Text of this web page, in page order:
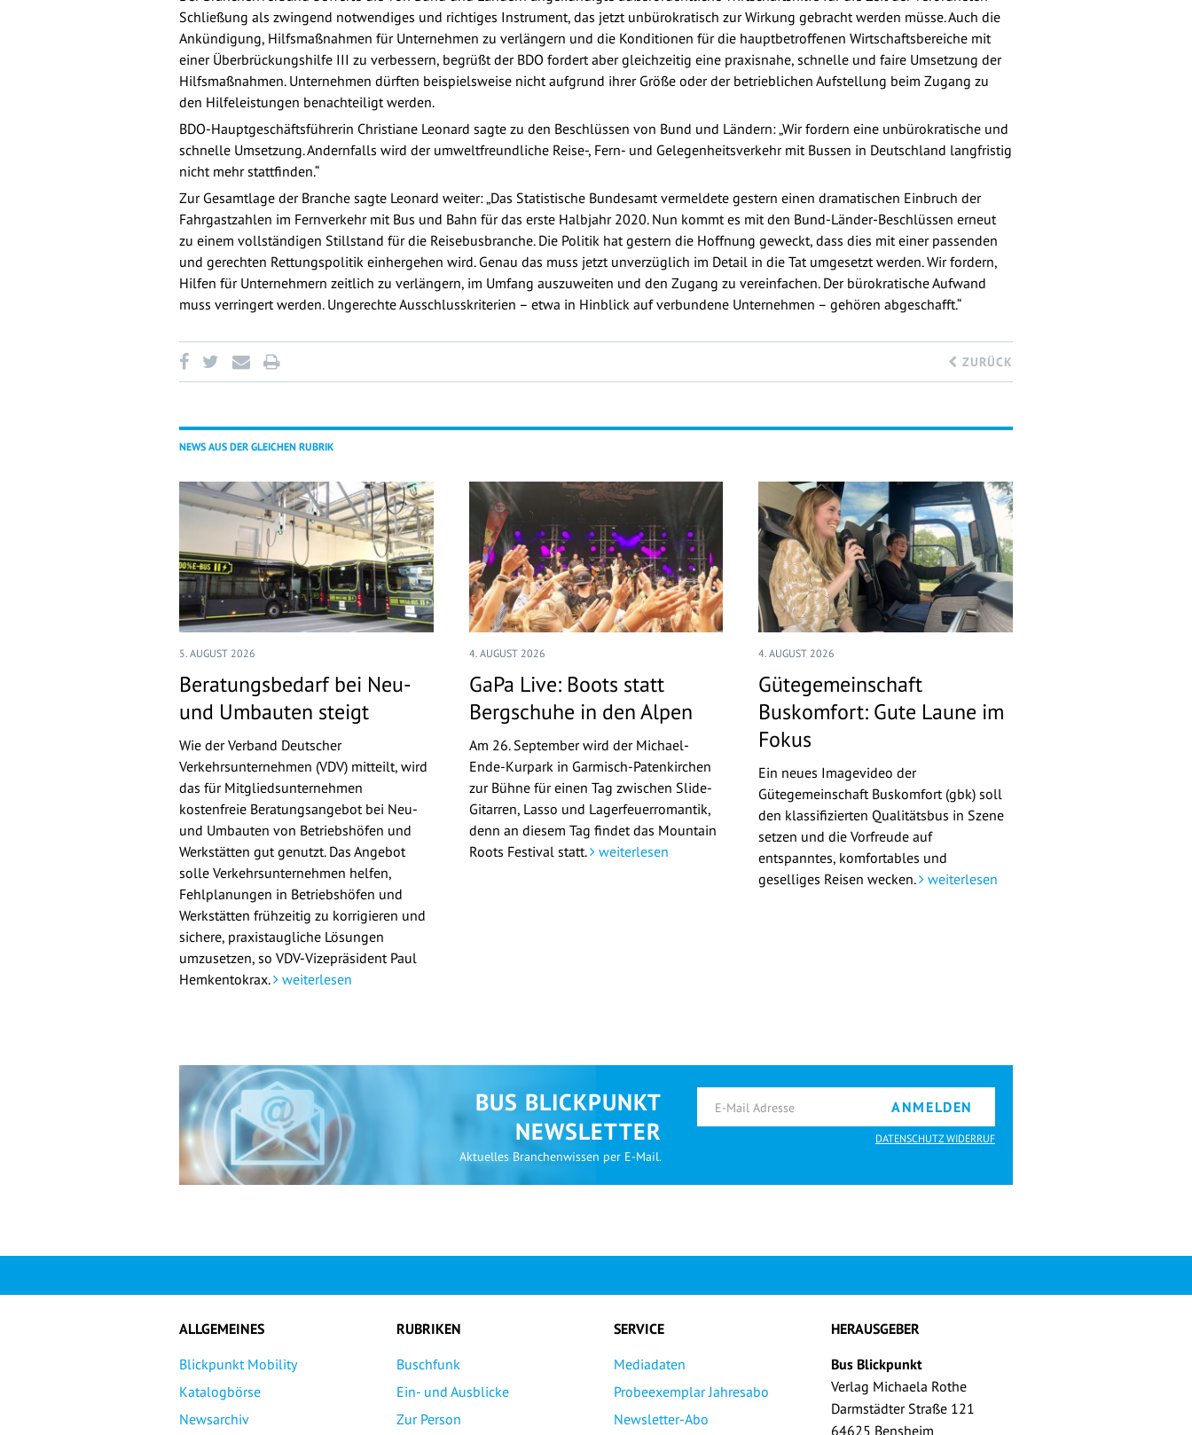
Schließung als zwingend notwendiges und richtiges Instrument, das jetzt unbürokratisch zur Wirkung gebracht werden müsse. Auch die
Ankündigung, Hilfsmaßnahmen für Unternehmen zu verlängern und die Konditionen für die hauptbetroffenen Wirtschaftsbereiche mit
einer Überbrückungshilfe III zu verbessern, begrüßt der BDO fordert aber gleichzeitig eine praxisnahe, schnelle und faire Umsetzung der
Hilfsmaßnahmen. Unternehmen dürften beispielsweise nicht aufgrund ihrer Größe oder der betrieblichen Aufstellung beim Zugang zu
den Hilfeleistungen benachteiligt werden.
BDO-Hauptgeschäftsführerin Christiane Leonard sagte zu den Beschlüssen von Bund und Ländern: „Wir fordern eine unbürokratische und
schnelle Umsetzung. Andernfalls wird der umweltfreundliche Reise-, Fern- und Gelegenheitsverkehr mit Bussen in Deutschland langfristig
nicht mehr stattfinden.“
Zur Gesamtlage der Branche sagte Leonard weiter: „Das Statistische Bundesamt vermeldete gestern einen dramatischen Einbruch der
Fahrgastzahlen im Fernverkehr mit Bus und Bahn für das erste Halbjahr 2020. Nun kommt es mit den Bund-Länder-Beschlüssen erneut
zu einem vollständigen Stillstand für die Reisebusbranche. Die Politik hat gestern die Hoffnung geweckt, dass dies mit einer passenden
und gerechten Rettungspolitik einhergehen wird. Genau das muss jetzt unverzüglich im Detail in die Tat umgesetzt werden. Wir fordern,
Hilfen für Unternehmern zeitlich zu verlängern, im Umfang auszuweiten und den Zugang zu vereinfachen. Der bürokratische Aufwand
muss verringert werden. Ungerechte Ausschlusskriterien – etwa in Hinblick auf verbundene Unternehmen – gehören abgeschafft.“
ZURÜCK
NEWS AUS DER GLEICHEN RUBRIK
5. AUGUST 2026
Beratungsbedarf bei Neu-
und Umbauten steigt
Wie der Verband Deutscher
Verkehrsunternehmen (VDV) mitteilt, wird
das für Mitgliedsunternehmen
kostenfreie Beratungsangebot bei Neu-
und Umbauten von Betriebshöfen und
Werkstätten gut genutzt. Das Angebot
solle Verkehrsunternehmen helfen,
Fehlplanungen in Betriebshöfen und
Werkstätten frühzeitig zu korrigieren und
sichere, praxistaugliche Lösungen
umzusetzen, so VDV-Vizepräsident Paul
Hemkentokrax.
weiterlesen
4. AUGUST 2026
GaPa Live: Boots statt
Bergschuhe in den Alpen
Am 26. September wird der Michael-
Ende-Kurpark in Garmisch-Patenkirchen
zur Bühne für einen Tag zwischen Slide-
Gitarren, Lasso und Lagerfeuerromantik,
denn an diesem Tag findet das Mountain
Roots Festival statt. weiterlesen
4. AUGUST 2026
Gütegemeinschaft
Buskomfort: Gute Laune im
Fokus
Ein neues Imagevideo der
Gütegemeinschaft Buskomfort (gbk) soll
den klassifizierten Qualitätsbus in Szene
setzen und die Vorfreude auf
entspanntes, komfortables und
geselliges Reisen wecken. weiterlesen
BUS BLICKPUNKT
NEWSLETTER
Aktuelles Branchenwissen per E-Mail.
ANMELDEN
DATENSCHUTZ WIDERRUF
ALLGEMEINES
Blickpunkt Mobility
Katalogbörse
Newsarchiv
RUBRIKEN
Buschfunk
Ein- und Ausblicke
Zur Person
SERVICE
Mediadaten
Probeexemplar Jahresabo
Newsletter-Abo
HERAUSGEBER
Bus Blickpunkt
Verlag Michaela Rothe
Darmstädter Straße 121
64625 Bensheim